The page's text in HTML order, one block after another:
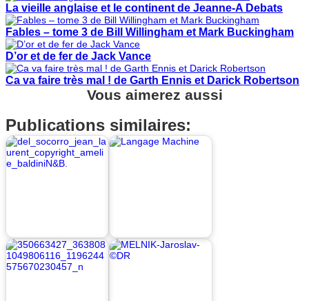
La vieille anglaise et le continent de Jeanne-A Debats
Fables – tome 3 de Bill Willingham et Mark Buckingham
D’or et de fer de Jack Vance
Ca va faire très mal ! de Garth Ennis et Darick Robertson
Vous aimerez aussi
Publications similaires: